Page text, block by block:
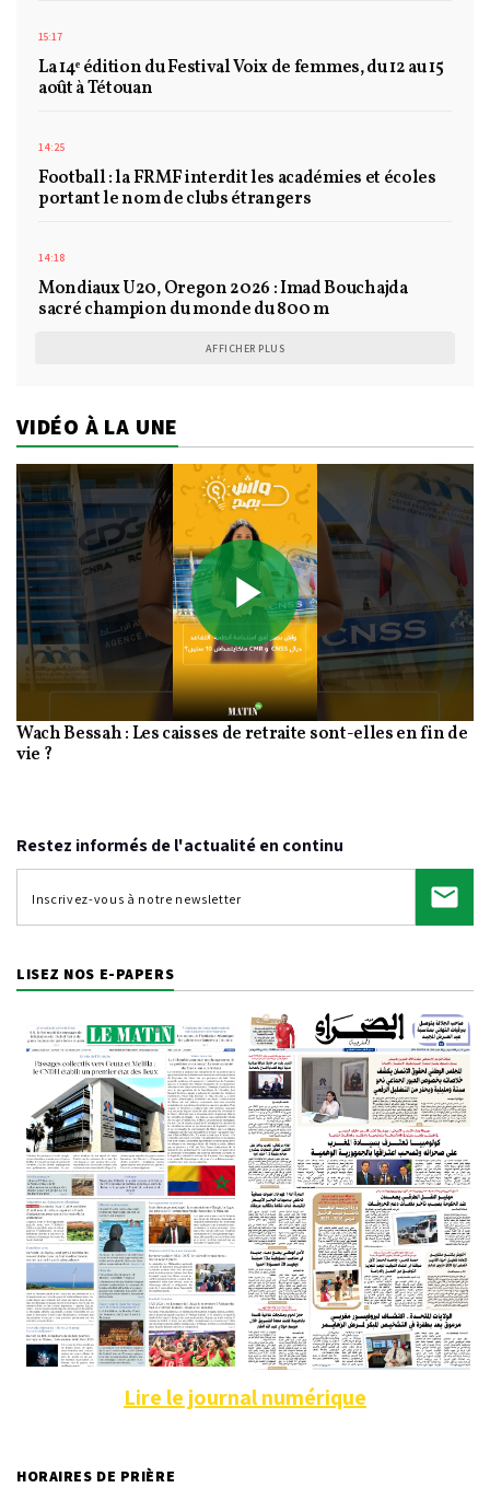
15:17
La 14ᵉ édition du Festival Voix de femmes, du 12 au 15
août à Tétouan
14:25
Football : la FRMF interdit les académies et écoles
portant le nom de clubs étrangers
14:18
Mondiaux U20, Oregon 2026 : Imad Bouchajda
sacré champion du monde du 800 m
AFFICHER PLUS
VIDÉO À LA UNE
Play
Video
Wach Bessah : Les caisses de retraite sont-elles en fin de
vie ?
Restez informés de l'actualité en continu
LISEZ NOS E-PAPERS
Lire le journal numérique
HORAIRES DE PRIÈRE